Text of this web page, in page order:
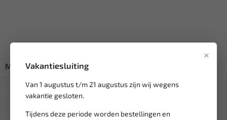
×
Vakantiesluiting
Van 1 augustus t/m 21 augustus zijn wij wegens
vakantie gesloten.
Tijdens deze periode worden bestellingen en
Misschien ook interessant: